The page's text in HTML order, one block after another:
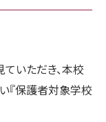
いただき、本校
『保護者対象学校